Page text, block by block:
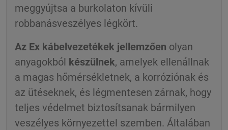
meggyújtsa a burkolaton kívüli
robbanásveszélyes légkört.
Az Ex kábelvezetékek jellemzően olyan
anyagokból készülnek, amelyek ellenállnak
a magas hőmérsékletnek, a korróziónak és
az ütéseknek, és légmentesen zárnak, hogy
teljes védelmet biztosítsanak bármilyen
veszélyes környezettel szemben. Általában